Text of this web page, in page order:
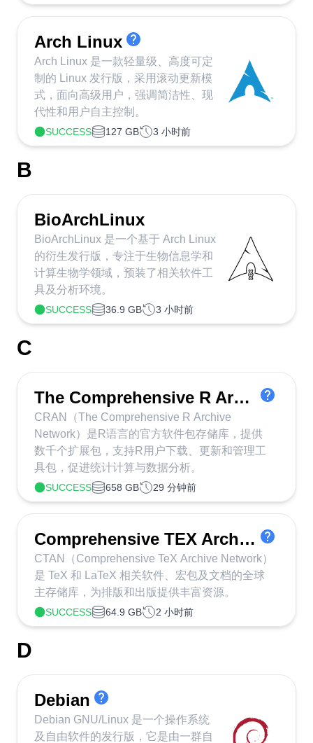
Arch Linux
Arch Linux 是一款轻量级、高度可定
制的 Linux 发行版，采用滚动更新模
式，面向高级用户，强调简洁性、现
代性和用户自主控制。
SUCCESS 127 GB 3 小时前
B
BioArchLinux
BioArchLinux 是一个基于 Arch Linux
的衍生发行版，专注于生物信息学和
计算生物学领域，预装了相关软件工
具及分析环境。
SUCCESS 36.9 GB 3 小时前
C
The Comprehensive R Archive Network
CRAN（The Comprehensive R Archive
Network）是R语言的官方软件包存储库，提供
数千个扩展包，支持R用户下载、更新和管理工
具包，促进统计计算与数据分析。
SUCCESS 658 GB 29 分钟前
Comprehensive TEX Archive Network
CTAN（Comprehensive TeX Archive Network）
是 TeX 和 LaTeX 相关软件、宏包及文档的全球
主存储库，为排版和出版提供丰富资源。
SUCCESS 64.9 GB 2 小时前
D
Debian
Debian GNU/Linux 是一个操作系统
及自由软件的发行版，它是由一群自